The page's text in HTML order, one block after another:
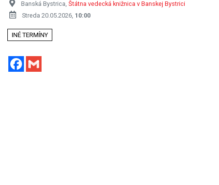
Banská Bystrica, Štátna vedecká knižnica v Banskej Bystrici
Streda 20.05.2026, 10:00
INÉ TERMÍNY
Facebook